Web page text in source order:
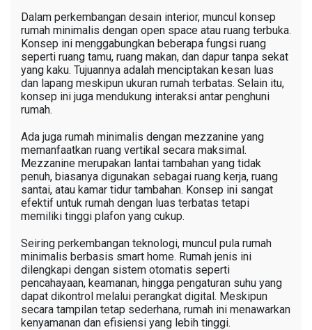
Dalam perkembangan desain interior, muncul konsep
rumah minimalis dengan open space atau ruang terbuka.
Konsep ini menggabungkan beberapa fungsi ruang
seperti ruang tamu, ruang makan, dan dapur tanpa sekat
yang kaku. Tujuannya adalah menciptakan kesan luas
dan lapang meskipun ukuran rumah terbatas. Selain itu,
konsep ini juga mendukung interaksi antar penghuni
rumah.
Ada juga rumah minimalis dengan mezzanine yang
memanfaatkan ruang vertikal secara maksimal.
Mezzanine merupakan lantai tambahan yang tidak
penuh, biasanya digunakan sebagai ruang kerja, ruang
santai, atau kamar tidur tambahan. Konsep ini sangat
efektif untuk rumah dengan luas terbatas tetapi
memiliki tinggi plafon yang cukup.
Seiring perkembangan teknologi, muncul pula rumah
minimalis berbasis smart home. Rumah jenis ini
dilengkapi dengan sistem otomatis seperti
pencahayaan, keamanan, hingga pengaturan suhu yang
dapat dikontrol melalui perangkat digital. Meskipun
secara tampilan tetap sederhana, rumah ini menawarkan
kenyamanan dan efisiensi yang lebih tinggi.